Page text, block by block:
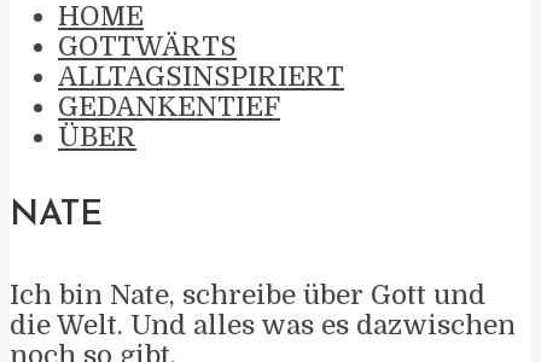
HOME
GOTTWÄRTS
ALLTAGSINSPIRIERT
GEDANKENTIEF
ÜBER
NATE
Ich bin Nate, schreibe über Gott und
die Welt. Und alles was es dazwischen
noch so gibt.